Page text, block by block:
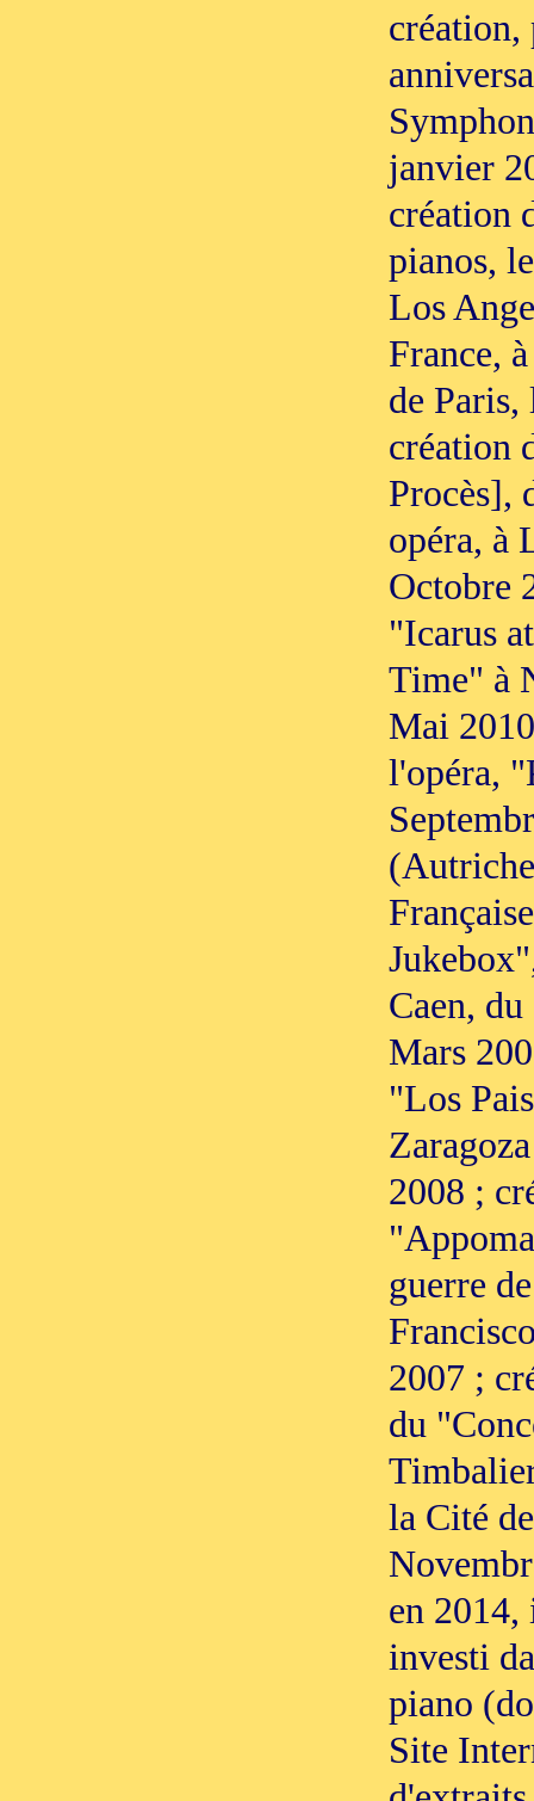
création,
janvier
création
pianos,
Los
France,
de
création
Procès],
opéra, à
Octobre
"Icarus
Time" à
Mai
l'opéra,
Caen,
Mars
"Los
2008 ;
guerre
2007 ;
du
la Cité
en 2014,
investi
piano
Site